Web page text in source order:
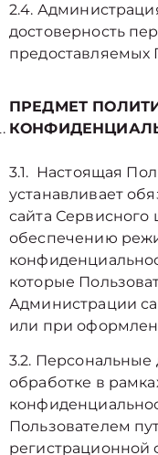
2.4.
достоверность
предоставляемых
ПРЕДМЕТ
3.1. Настоящая
устанавливает
сайта
обеспечению
которые
Администрации
или при
3.2.
обработке в
Пользователем
регистрационной